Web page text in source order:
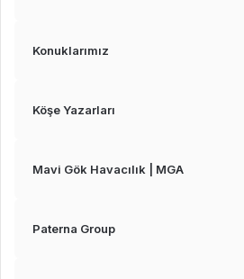
Konuklarımız
Köşe Yazarları
Mavi Gök Havacılık | MGA
Paterna Group